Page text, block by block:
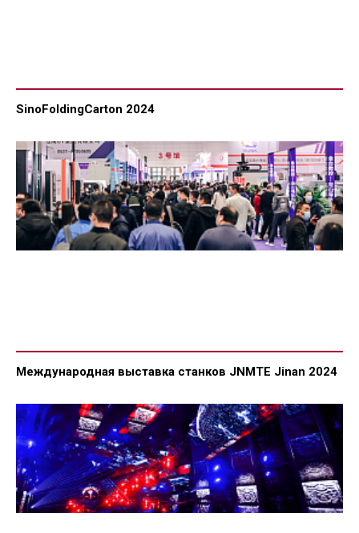
SinoFoldingCarton 2024
Международная выставка станков JNMTE Jinan 2024